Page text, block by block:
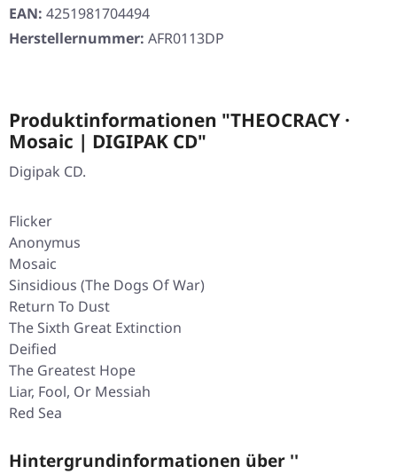
EAN: 4251981704494
Herstellernummer: AFR0113DP
Produktinformationen "THEOCRACY ·
Mosaic | DIGIPAK CD"
Digipak CD.
Flicker
Anonymus
Mosaic
Sinsidious (The Dogs Of War)
Return To Dust
The Sixth Great Extinction
Deified
The Greatest Hope
Liar, Fool, Or Messiah
Red Sea
Hintergrundinformationen über ''